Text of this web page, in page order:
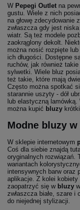
W Pepegi Outlet na
gustu. Wiele z nich
na głowę zdecydowanie
zwłaszcza gdy jest
wiatr. Są też modele
zaokrąglony dekolt.
można nosić rozpięte
ich długości. Dostępne
ruchów, jak również
sylwetki. Wiele bluz
też takie, które mają
Często można spotkać
starannie uszyty - dół
lub elastyczną
można kupić bluzy
Modne bluzy
W sklepie internetowym
Coś dla siebie znajdą
oryginalnych rozwiązań.
wariantach
intensywnych barw oraz
aplikacje. Z kolei kobiety
zaopatrzyć się w bluzy
zwłaszcza białe, szare
do niejednej stylizacji.